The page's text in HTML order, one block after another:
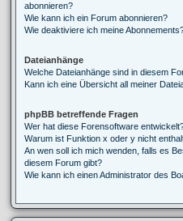
abonnieren?
Wie kann ich ein Forum abonnieren?
Wie deaktiviere ich meine
Dateianhänge
Welche Dateianhänge sind in diesem
Kann ich eine Übersicht all meiner
phpBB betreffende Fragen
Wer hat diese Forensoftware
Warum ist Funktion x oder y nicht
An wen soll ich mich wenden, falls es
diesem Forum gibt?
Wie kann ich einen Administrator des